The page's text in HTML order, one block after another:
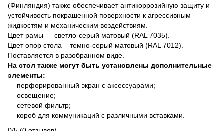
(Финляндия) также обеспечивает антикоррозийную защиту и
устойчивость покрашенной поверхности к агрессивным
жидкостям и механическим воздействиям.
Цвет рамы — светло-серый матовый (RAL 7035).
Цвет опор стола – темно-серый матовый (RAL 7012).
Поставляется в разобранном виде.
На стол также могут быть установлены дополнительные
элементы:
— перфорированный экран с аксессуарами;
— освещение;
— сетевой фильтр;
— короб для коммуникаций с различными вставками.